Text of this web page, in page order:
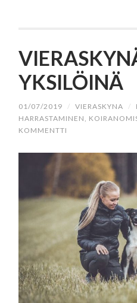
YKSILÖINÄ
01/07/2019 / VIERASKYNA /
HARRASTAMINEN
KOMMENTTI